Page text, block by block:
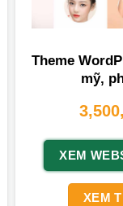
Theme
mỹ,
XEM
XEM